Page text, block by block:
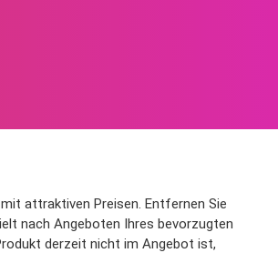
attraktiven Preisen. Entfernen Sie
nach Angeboten Ihres bevorzugten
derzeit nicht im Angebot ist,